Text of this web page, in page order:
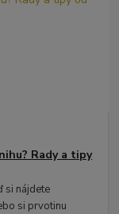
Rady a tipy
si nájdete
si prvotinu